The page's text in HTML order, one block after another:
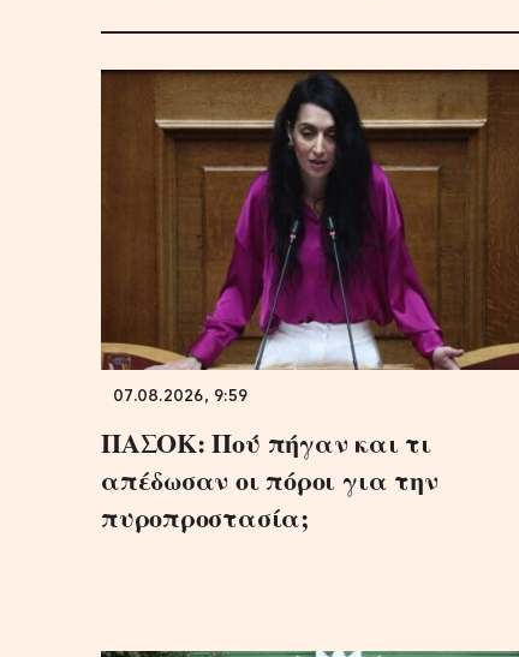
07.08.2026, 9:59
ΠΑΣΟΚ: Πού πήγαν και τι
απέδωσαν οι πόροι για την
πυροπροστασία;